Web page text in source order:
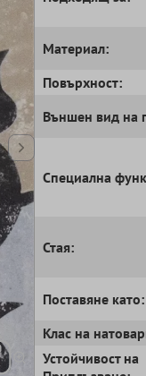
Mатериал:
Повърхност:
Външен вид на
Специална
Стая:
Поставяне като:
Клас на
Устойчивост на